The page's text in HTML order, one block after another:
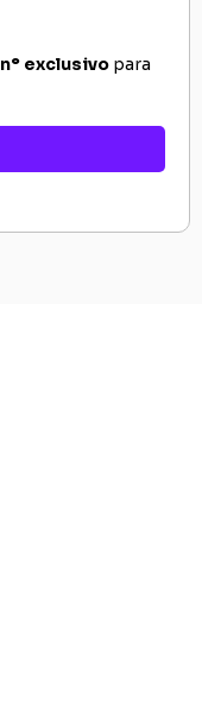
n° exclusivopara